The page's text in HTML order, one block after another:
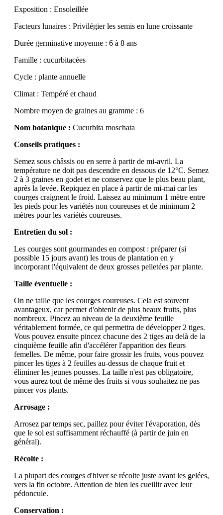
Exposition : Ensoleillée
Facteurs lunaires : Privilégier les semis en lune croissante
Durée germinative moyenne : 6 à 8 ans
Famille : cucurbitacées
Cycle : plante annuelle
Climat : Tempéré et chaud
Nombre moyen de graines au gramme : 6
Nom botanique : Cucurbita moschata
Conseils pratiques :
Semez sous châssis ou en serre à partir de mi-avril. La
température ne doit pas descendre en dessous de 12°C. Semez
2 à 3 graines en godet et ne conservez que le plus beau plant,
après la levée. Repiquez en place à partir de mi-mai car les
courges craignent le froid. Laissez au minimum 1 mètre entre
les pieds pour les variétés non coureuses et de minimum 2
mètres pour les variétés coureuses.
Entretien du sol :
Les courges sont gourmandes en compost : préparer (si
possible 15 jours avant) les trous de plantation en y
incorporant l'équivalent de deux grosses pelletées par plante.
Taille éventuelle :
On ne taille que les courges coureuses. Cela est souvent
avantageux, car permet d'obtenir de plus beaux fruits, plus
nombreux. Pincez au niveau de la deuxième feuille
véritablement formée, ce qui permettra de développer 2 tiges.
Vous pouvez ensuite pincez chacune des 2 tiges au delà de la
cinquième feuille afin d'accélérer l'apparition des fleurs
femelles. De même, pour faire grossir les fruits, vous pouvez
pincer les tiges à 2 feuilles au-dessus de chaque fruit et
éliminer les jeunes pousses. La taille n'est pas obligatoire,
vous aurez tout de même des fruits si vous souhaitez ne pas
pincer vos plants.
Arrosage :
Arrosez par temps sec, paillez pour éviter l'évaporation, dès
que le sol est suffisamment réchauffé (à partir de juin en
général).
Récolte :
La plupart des courges d'hiver se récolte juste avant les gelées,
vers la fin octobre. Attention de bien les cueillir avec leur
pédoncule.
Conservation :